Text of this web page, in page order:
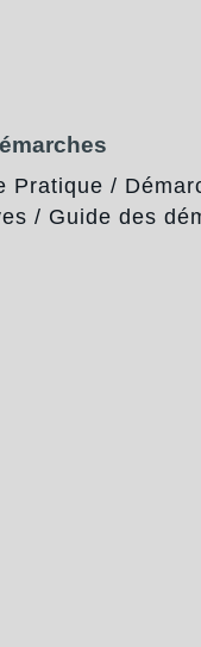
Pratique /
/ Guide des